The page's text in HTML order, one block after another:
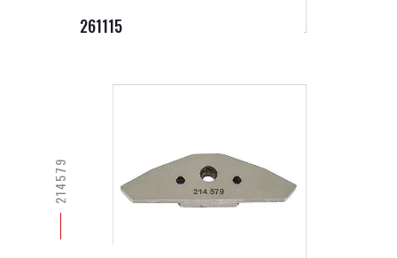
261115
214579